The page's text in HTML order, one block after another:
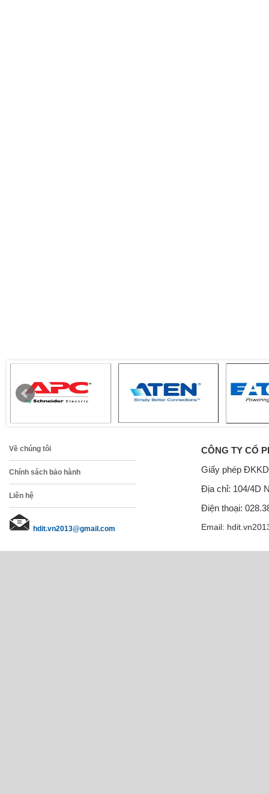
Về chúng tôi
Chính sách bảo hành
Liên hệ
hdit.vn2013@gmail.com
CÔNG TY CỔ
Giấy phép
Địa chỉ: 104/4D
Điện thoại:
Email: